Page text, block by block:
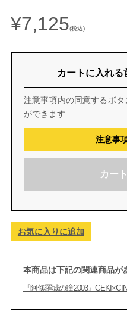
¥7,125(税込)
カートに入れ
注意事項内の同意するボ
ができます
注意事
カー
お気に入りに追加
本商品は下記の関連商品が
『阿修羅城の瞳2003』